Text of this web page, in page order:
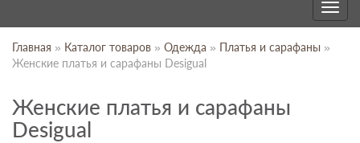
Toggle
Главная » Каталог товаров » Одежда » Платья и сарафаны »
Женские платья и сарафаны Desigual
Женские платья и сарафаны
Desigual